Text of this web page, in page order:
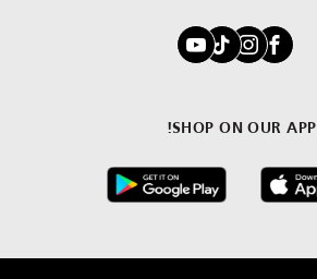
SHOP ON OUR APP!